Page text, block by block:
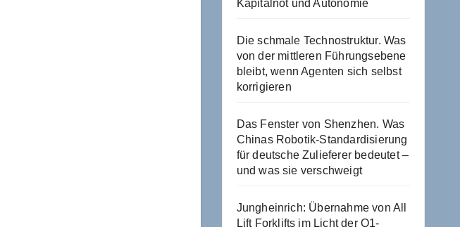
Kapitalnot und Autonomie
Die schmale Technostruktur. Was
von der mittleren Führungsebene
bleibt, wenn Agenten sich selbst
korrigieren
Das Fenster von Shenzhen. Was
Chinas Robotik-Standardisierung
für deutsche Zulieferer bedeutet –
und was sie verschweigt
Jungheinrich: Übernahme von All
Lift Forklifts im Licht der Q1-